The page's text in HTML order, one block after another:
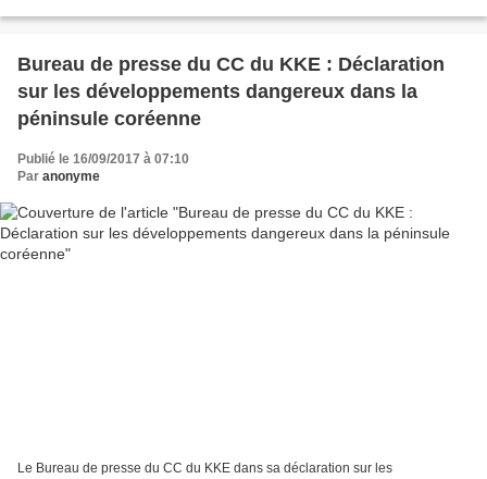
Bureau de presse du CC du KKE : Déclaration
sur les développements dangereux dans la
péninsule coréenne
Publié le 16/09/2017 à 07:10
Par anonyme
Le Bureau de presse du CC du KKE dans sa déclaration sur les